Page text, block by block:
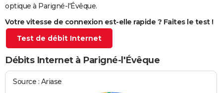
COPAINS D'AVANT
S'inscrire
Se connecter
Lycées
Collèges
Primaires
Universités
Entreprises
Service militaire
Avis de recherche
Bricolage
Lifestyle
Culture
Sport
Auto
Television
Voyage
Cinema
optique à Parigné-l'Évêque.
Votre vitesse de connexion est-elle rapide ? Faites le test !
Test de débit Internet
Débits Internet à Parigné-l'Évêque
Source : Ariase